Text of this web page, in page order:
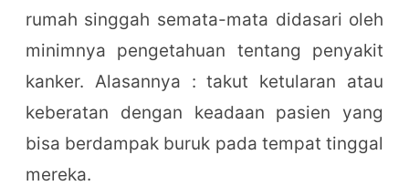
rumah singgah semata-mata didasari oleh
minimnya pengetahuan tentang penyakit
kanker. Alasannya : takut ketularan atau
keberatan dengan keadaan pasien yang
bisa berdampak buruk pada tempat tinggal
mereka.